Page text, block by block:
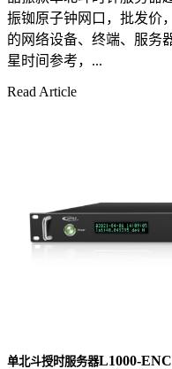
振铷原子钟网口，批发价
的网络设备、终端、服务
星时间参考，...
Read Article
单北斗授时服务器L1000-